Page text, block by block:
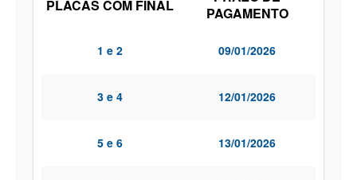
PLACAS COM FINAL
PAGAMENTO
1 e 2 09/01/2026
3 e 4 12/01/2026
5 e 6 13/01/2026